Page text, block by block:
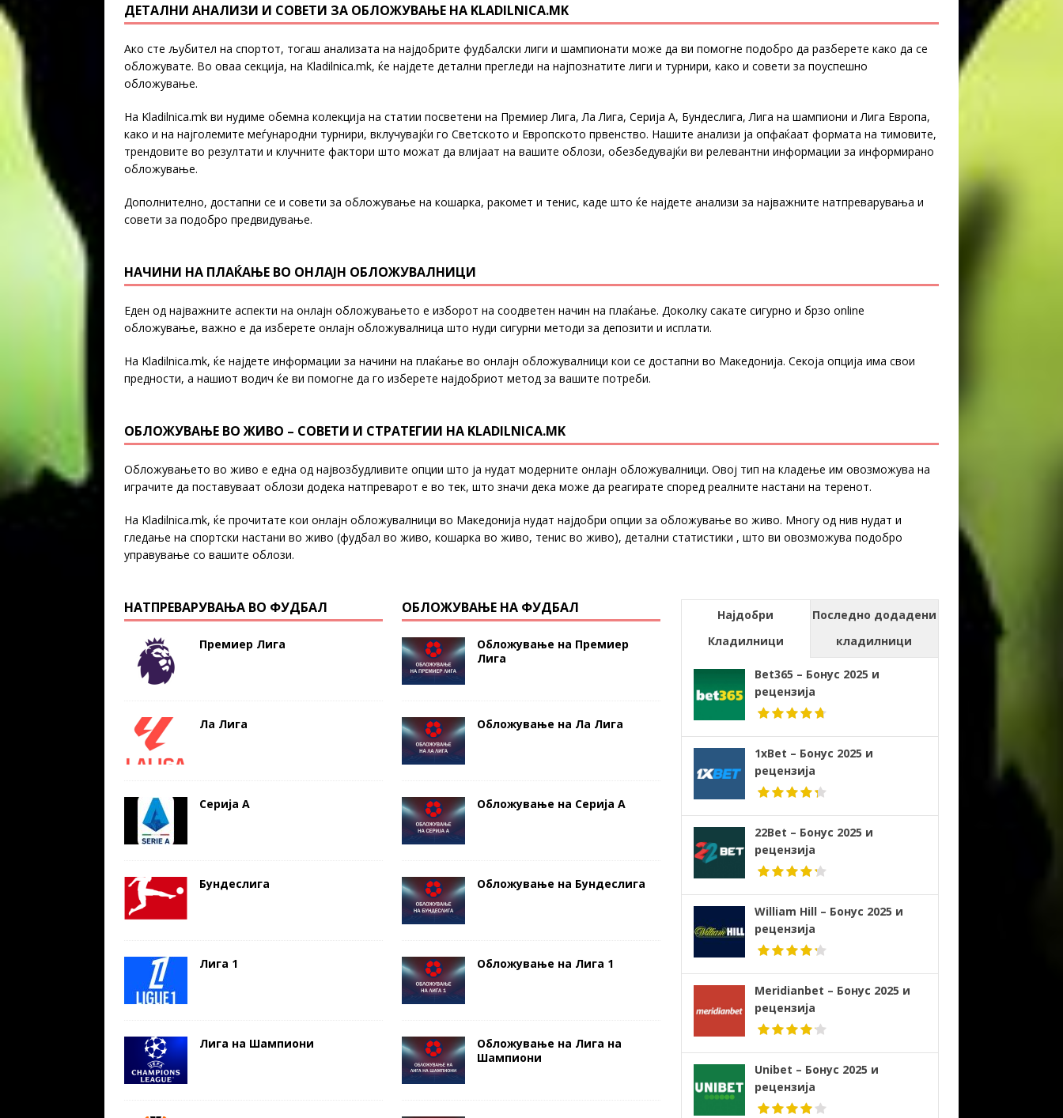
ДЕТАЛНИ АНАЛИЗИ И СОВЕТИ ЗА ОБЛОЖУВАЊЕ НА KLADILNICA.MK
Ако сте љубител на спортот, тогаш анализата на најдобрите фудбалски лиги и шампионати може да ви помогне подобро да разберете како да се
обложувате. Во оваа секција, на Kladilnica.mk, ќе најдете детални прегледи на најпознатите лиги и турнири, како и совети за поуспешно
обложување.
На Kladilnica.mk ви нудиме обемна колекција на статии посветени на Премиер Лига, Ла Лига, Серија А, Бундеслига, Лига на шампиони и Лига Европа,
како и на најголемите меѓународни турнири, вклучувајќи го Светското и Европското првенство. Нашите анализи ja опфаќаат формата на тимовите,
трендовите во резултати и клучните фактори што можат да влијаат на вашите облози, обезбедувајќи ви релевантни информации за информирано
обложување.
Дополнително, достапни се и совети за обложување на кошарка, ракомет и тенис, каде што ќе најдете анализи за најважните натпреварувања и
совети за подобро предвидување.
НАЧИНИ НА ПЛАЌАЊЕ ВО ОНЛАЈН ОБЛОЖУВАЛНИЦИ
Еден од најважните аспекти на онлајн обложувањето е изборот на соодветен начин на плаќање. Доколку сакате сигурно и брзо online
обложување, важно е да изберете онлајн обложувалница што нуди сигурни методи за депозити и исплати.
На Kladilnica.mk, ќе најдете информации за начини на плаќање во онлајн обложувалници кои се достапни во Македонија. Секоја опција има свои
предности, а нашиот водич ќе ви помогне да го изберете најдобриот метод за вашите потреби.
ОБЛОЖУВАЊЕ ВО ЖИВО – СОВЕТИ И СТРАТЕГИИ НА KLADILNICA.MK
Обложувањето во живо е една од највозбудливите опции што ја нудат модерните онлајн обложувалници. Овој тип на кладење им овозможува на
играчите да поставуваат облози додека натпреварот е во тек, што значи дека може да реагирате според реалните настани на теренот.
На Kladilnica.mk, ќе прочитате кои онлајн обложувалници во Македонија нудат најдобри опции за обложување во живо. Многу од нив нудат и
гледање на спортски настани во живо (фудбал во живо, кошарка во живо, тенис во живо), детални статистики , што ви овозможува подобро
управување со вашите облози.
НАТПРЕВАРУВАЊА ВО ФУДБАЛ
Премиер Лига
Ла Лига
Серија А
Бундеслига
Лига 1
Лига на Шампиони
ОБЛОЖУВАЊЕ НА ФУДБАЛ
Обложување на Премиер
Лига
Обложување на Ла Лига
Обложување на Серија А
Обложување на Бундеслига
Обложување на Лига 1
Обложување на Лига на
Шампиони
Најдобри
Кладилници
Последно додадени
кладилници
Bet365 – Бонус 2025 и
рецензија
1xBet – Бонус 2025 и
рецензија
22Bet – Бонус 2025 и
рецензија
William Hill – Бонус 2025 и
рецензија
Meridianbet – Бонус 2025 и
рецензија
Unibet – Бонус 2025 и
рецензија